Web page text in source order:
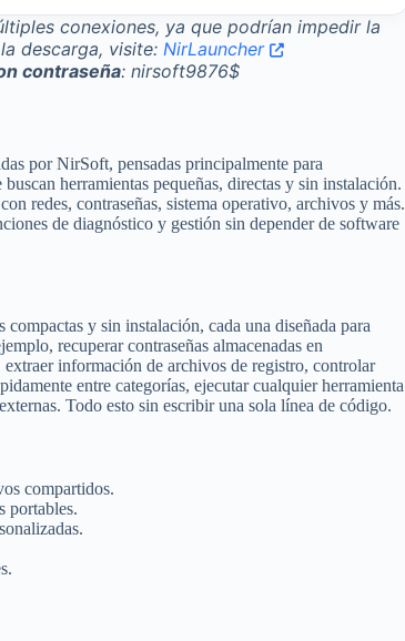
conexiones, ya que podrían impedir la
descarga, visite: NirLauncher
contraseña: nirsoft9876$
por NirSoft, pensadas principalmente para
herramientas pequeñas, directas y sin instalación.
redes, contraseñas, sistema operativo, archivos y más.
de diagnóstico y gestión sin depender de software
y sin instalación, cada una diseñada para
recuperar contraseñas almacenadas en
información de archivos de registro, controlar
entre categorías, ejecutar cualquier herramienta
Todo esto sin escribir una sola línea de código.
compartidos.
portables.